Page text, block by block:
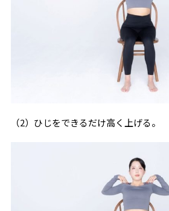
（2）ひじをできるだけ高く上げる。